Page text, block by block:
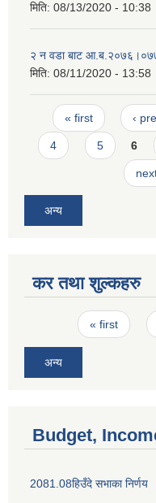
मिति: 08/13/2020 - 10:38
२ न‌ वडा बाट आ.ब.२०७६।०७७
मिति: 08/11/2020 - 13:58
Pages
« first ‹
4 5 6
अन्य
कर तथा शुल्कहरु
Pages« first
अन्य
Budget,
2081.08हिउँदे सभाका निर्णय